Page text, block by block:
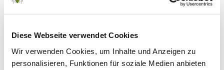
Diese Webseite verwendet Cookies
Wir verwenden Cookies, um Inhalte und Anzeigen zu
personalisieren, Funktionen für soziale Medien anbieten
März 2026